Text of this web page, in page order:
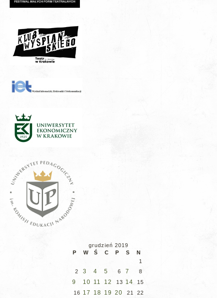
grudzień 2019
P
W Ś C P S
N
1
2
3 4 5 6 7 8
9 10 11 12 13 14
15
16 17 18 19 20 21
22